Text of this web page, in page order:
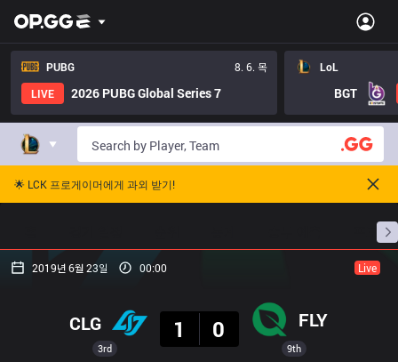
PUBG
8. 6. 목
LIVE
2026 PUBG Global Series 7
LoL
BGT
🌟 LCK 프로게이머에게 과외 받기!
프로빌
2019년 6월 23일 00:00 Live
3rd
CLG
1
0 FLY
9th